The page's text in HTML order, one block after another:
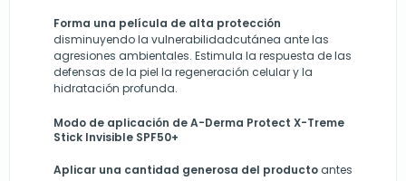
Forma una película de alta protección
disminuyendo la vulnerabilidadcutánea ante las
agresiones ambientales. Estimula la respuesta de las
defensas de la piel la regeneración celular y la
hidratación profunda.
Modo de aplicación de A-Derma Protect X-Treme
Stick Invisible SPF50+
Aplicar una cantidad generosa del producto antes